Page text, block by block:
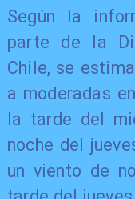
Según la
parte de la
Chile, se
a moderadas
la tarde del
noche del
un viento de